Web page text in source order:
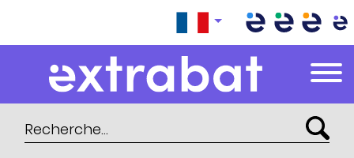
Extrabat – Le Blog